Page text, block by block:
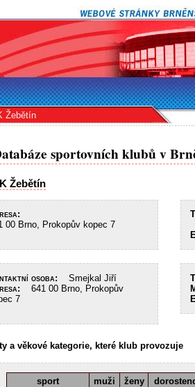
Žebětín
sportovních klubů v
Žebětín
00 Brno, Prokopův kopec 7
osoba: Smejkal Jiří
641 00 Brno, Prokopův
7
a věkové kategorie, které klub provozuje
sport muži ženy